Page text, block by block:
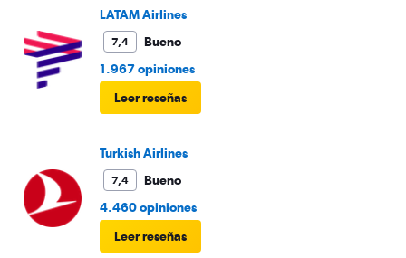
LATAM Airlines
7,4
Bueno
1.967 opiniones
Leer reseñas
Turkish Airlines
7,4
Bueno
4.460 opiniones
Leer reseñas